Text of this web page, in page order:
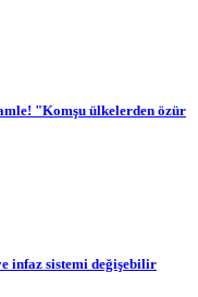
"Komşu ülkelerden özür
infaz sistemi değişebilir